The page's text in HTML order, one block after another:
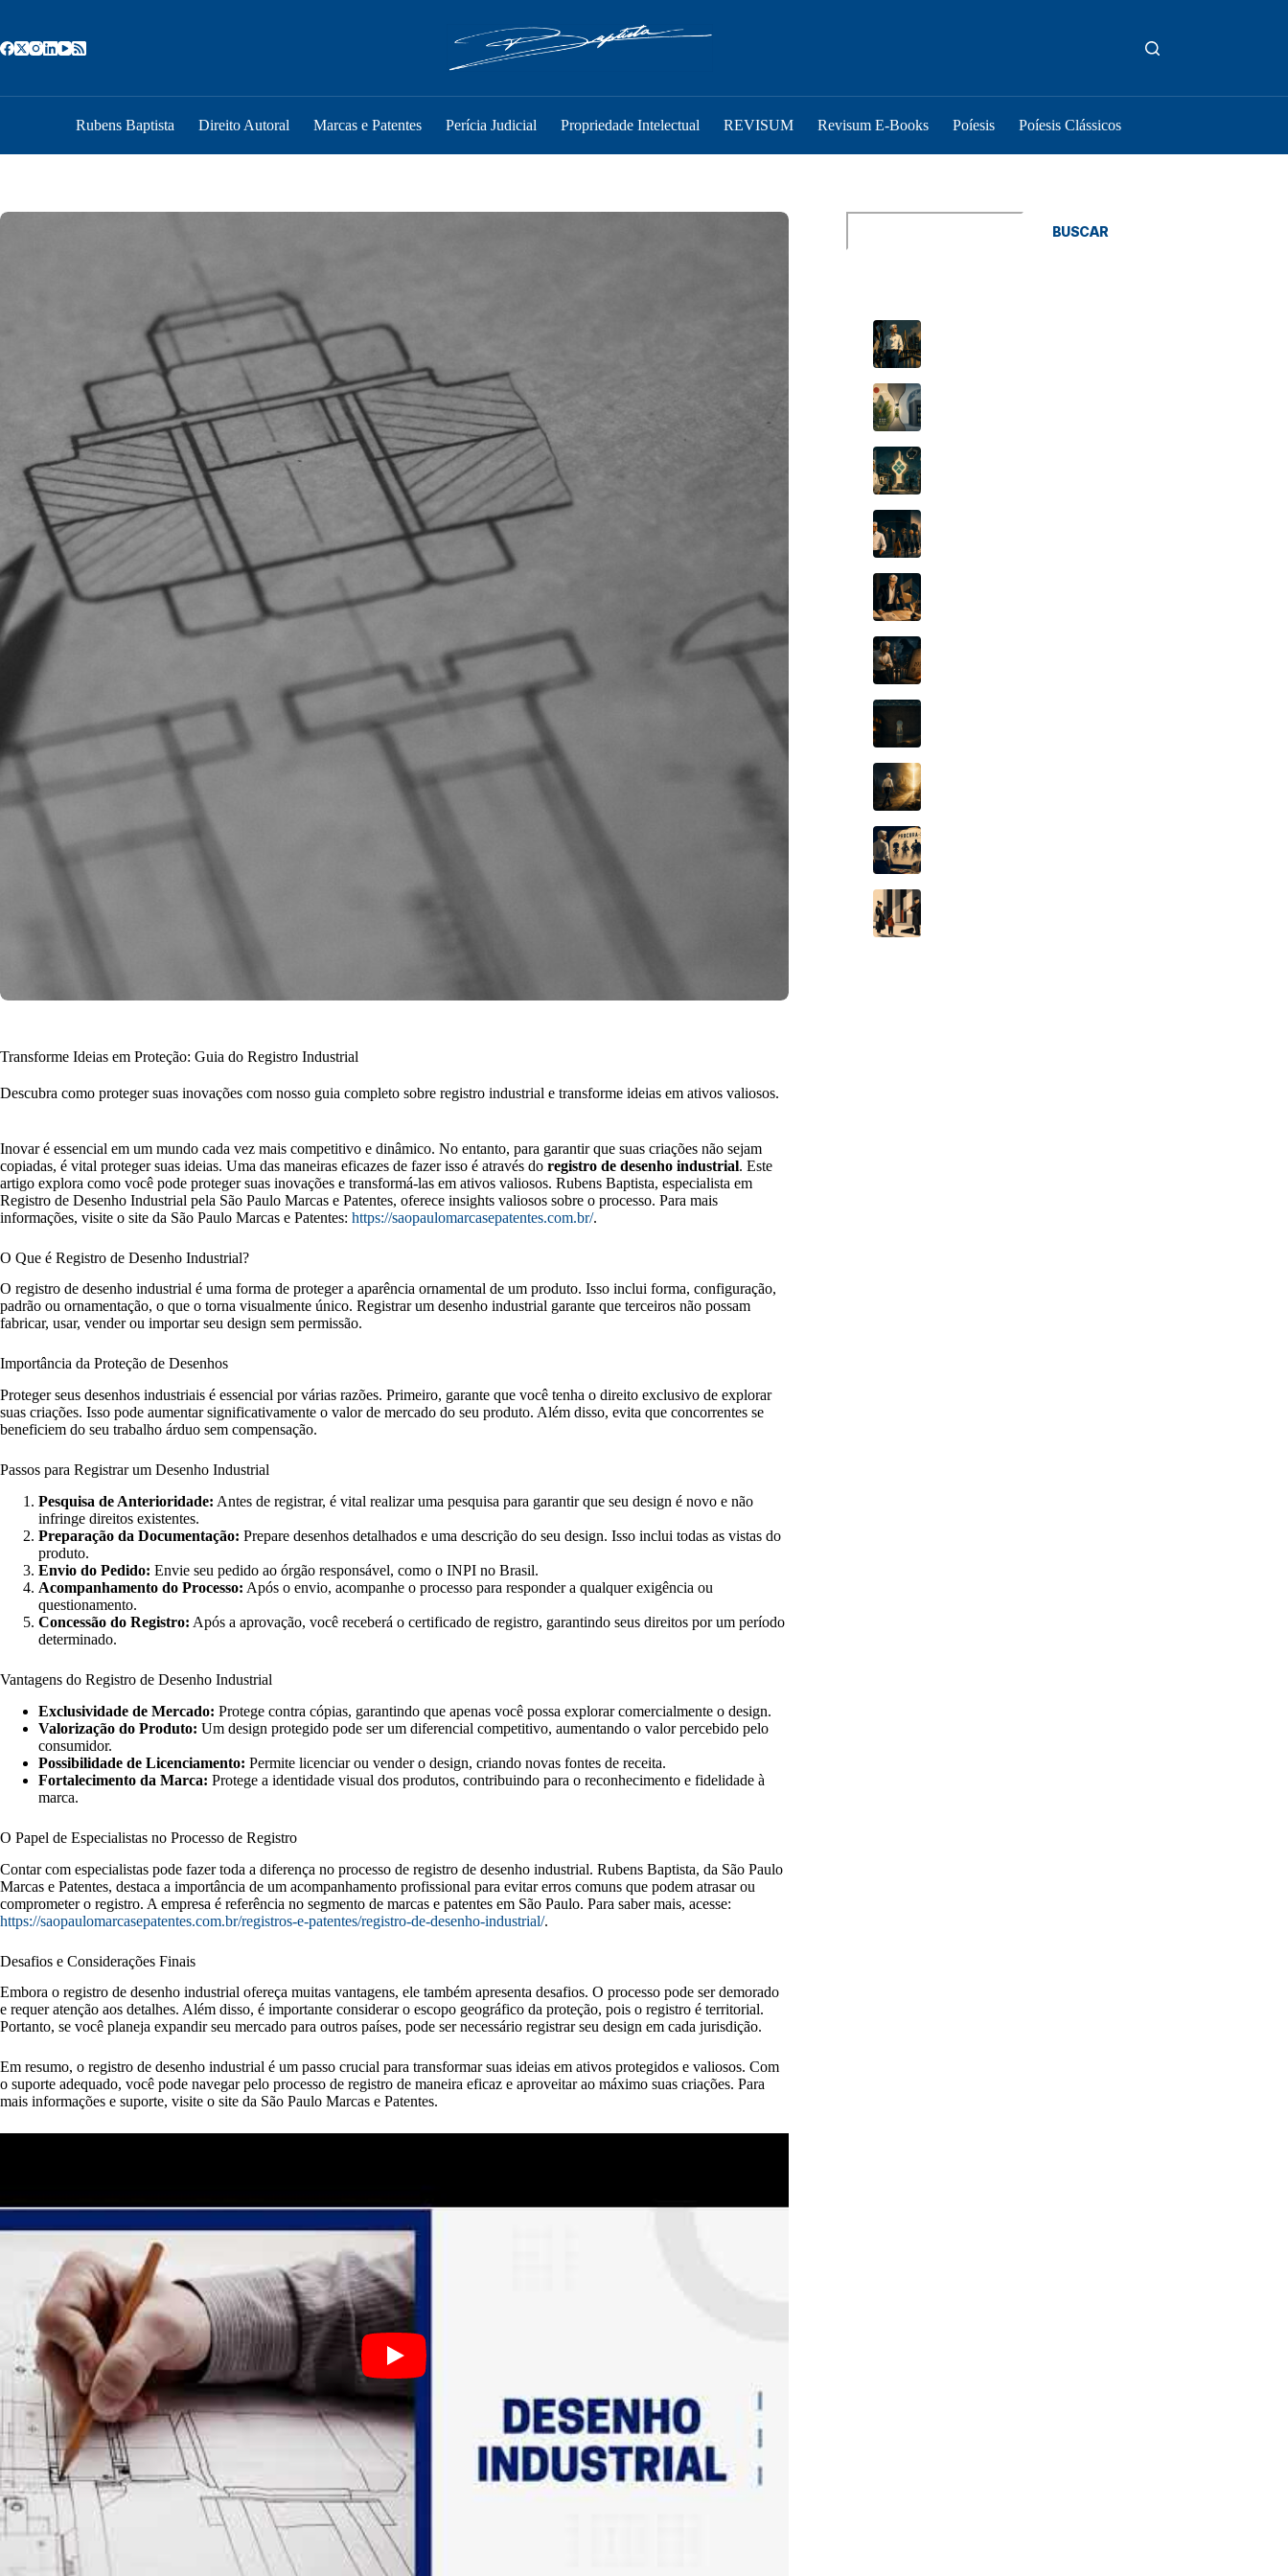
o
conteúdo
Rubens Baptista Direito Autoral Marcas e Patentes Perícia Judicial Propriedade Intelectual REVISUM Revisum E-Books Poíesis Poíesis Clássicos
Transforme Ideias em Proteção: Guia do Registro Industrial
Descubra como proteger suas inovações com nosso guia completo sobre registro industrial e transforme ideias em ativos valiosos.
Inovar é essencial em um mundo cada vez mais competitivo e dinâmico. No entanto, para garantir que suas criações não sejam
copiadas, é vital proteger suas ideias. Uma das maneiras eficazes de fazer isso é através do registro de desenho industrial. Este
artigo explora como você pode proteger suas inovações e transformá-las em ativos valiosos. Rubens Baptista, especialista em
Registro de Desenho Industrial pela São Paulo Marcas e Patentes, oferece insights valiosos sobre o processo. Para mais
informações, visite o site da São Paulo Marcas e Patentes: https://saopaulomarcasepatentes.com.br/.
O Que é Registro de Desenho Industrial?
O registro de desenho industrial é uma forma de proteger a aparência ornamental de um produto. Isso inclui forma, configuração,
padrão ou ornamentação, o que o torna visualmente único. Registrar um desenho industrial garante que terceiros não possam
fabricar, usar, vender ou importar seu design sem permissão.
Importância da Proteção de Desenhos
Proteger seus desenhos industriais é essencial por várias razões. Primeiro, garante que você tenha o direito exclusivo de explorar
suas criações. Isso pode aumentar significativamente o valor de mercado do seu produto. Além disso, evita que concorrentes se
beneficiem do seu trabalho árduo sem compensação.
Passos para Registrar um Desenho Industrial
Pesquisa de Anterioridade: Antes de registrar, é vital realizar uma pesquisa para garantir que seu design é novo e não
infringe direitos existentes.
Preparação da Documentação: Prepare desenhos detalhados e uma descrição do seu design. Isso inclui todas as vistas do
produto.
Envio do Pedido: Envie seu pedido ao órgão responsável, como o INPI no Brasil.
Acompanhamento do Processo: Após o envio, acompanhe o processo para responder a qualquer exigência ou
questionamento.
Concessão do Registro: Após a aprovação, você receberá o certificado de registro, garantindo seus direitos por um período
determinado.
Vantagens do Registro de Desenho Industrial
Exclusividade de Mercado: Protege contra cópias, garantindo que apenas você possa explorar comercialmente o design.
Valorização do Produto: Um design protegido pode ser um diferencial competitivo, aumentando o valor percebido pelo
consumidor.
Possibilidade de Licenciamento: Permite licenciar ou vender o design, criando novas fontes de receita.
Fortalecimento da Marca: Protege a identidade visual dos produtos, contribuindo para o reconhecimento e fidelidade à
marca.
O Papel de Especialistas no Processo de Registro
Contar com especialistas pode fazer toda a diferença no processo de registro de desenho industrial. Rubens Baptista, da São Paulo
Marcas e Patentes, destaca a importância de um acompanhamento profissional para evitar erros comuns que podem atrasar ou
comprometer o registro. A empresa é referência no segmento de marcas e patentes em São Paulo. Para saber mais, acesse:
https://saopaulomarcasepatentes.com.br/registros-e-patentes/registro-de-desenho-industrial/.
Desafios e Considerações Finais
Embora o registro de desenho industrial ofereça muitas vantagens, ele também apresenta desafios. O processo pode ser demorado
e requer atenção aos detalhes. Além disso, é importante considerar o escopo geográfico da proteção, pois o registro é territorial.
Portanto, se você planeja expandir seu mercado para outros países, pode ser necessário registrar seu design em cada jurisdição.
Em resumo, o registro de desenho industrial é um passo crucial para transformar suas ideias em ativos protegidos e valiosos. Com
o suporte adequado, você pode navegar pelo processo de registro de maneira eficaz e aproveitar ao máximo suas criações. Para
mais informações e suporte, visite o site da São Paulo Marcas e Patentes.
Pesquisar
BUSCAR